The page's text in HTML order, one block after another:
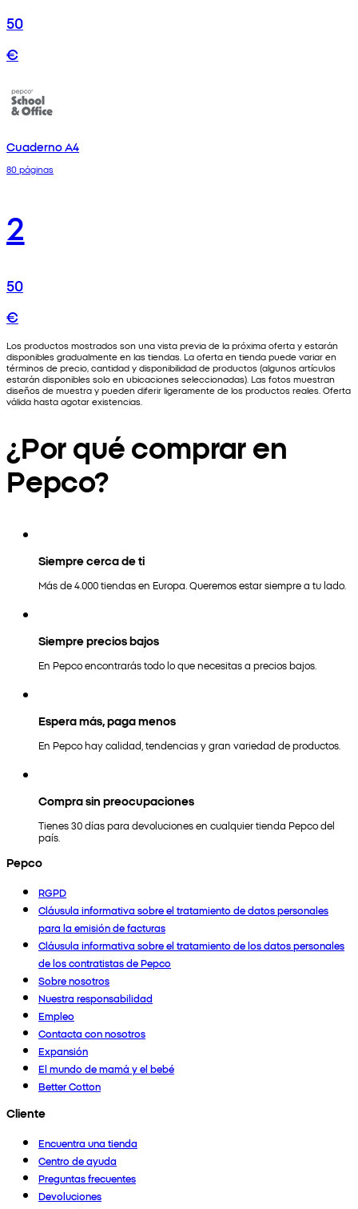
50
€
Cuaderno A4
80 páginas
2
50
€
Los productos mostrados son una vista previa de la próxima oferta y estarán
disponibles gradualmente en las tiendas. La oferta en tienda puede variar en
términos de precio, cantidad y disponibilidad de productos (algunos artículos
estarán disponibles solo en ubicaciones seleccionadas). Las fotos muestran
diseños de muestra y pueden diferir ligeramente de los productos reales. Oferta
válida hasta agotar existencias.
¿Por qué comprar en
Pepco?
Siempre cerca de ti
Más de 4.000 tiendas en Europa. Queremos estar siempre a tu lado.
Siempre precios bajos
En Pepco encontrarás todo lo que necesitas a precios bajos.
Espera más, paga menos
En Pepco hay calidad, tendencias y gran variedad de productos.
Compra sin preocupaciones
Tienes 30 días para devoluciones en cualquier tienda Pepco del
país.
Pepco
RGPD
Cláusula informativa sobre el tratamiento de datos personales
para la emisión de facturas
Cláusula informativa sobre el tratamiento de los datos personales
de los contratistas de Pepco
Sobre nosotros
Nuestra responsabilidad
Empleo
Contacta con nosotros
Expansión
El mundo de mamá y el bebé
Better Cotton
Cliente
Encuentra una tienda
Centro de ayuda
Preguntas frecuentes
Devoluciones